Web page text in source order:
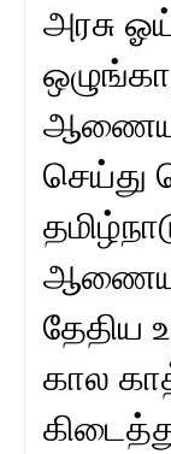
அரசு
தேதிய
கால